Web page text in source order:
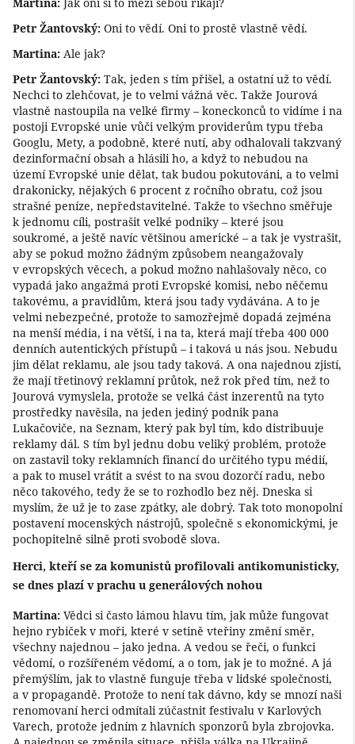
Martina: Jak oni si to mezi sebou říkají?
Petr Žantovský: Oni to vědí. Oni to prostě vlastně vědí.
Martina: Ale jak?
Petr Žantovský: Tak, jeden s tím přišel, a ostatní už to vědí.
Nechci to zlehčovat, je to velmi vážná věc. Takže Jourová
vlastně nastoupila na velké firmy – koneckonců to vidíme i na
postoji Evropské unie vůči velkým providerům typu třeba
Googlu, Mety, a podobně, které nutí, aby odhalovali takzvaný
dezinformační obsah a hlásili ho, a když to nebudou na
území Evropské unie dělat, tak budou pokutováni, a to velmi
drakonicky, nějakých 6 procent z ročního obratu, což jsou
strašné peníze, nepředstavitelné. Takže to všechno směřuje
k jednomu cíli, postrašit velké podniky – které jsou
soukromé, a ještě navíc většinou americké – a tak je vystrašit,
aby se pokud možno žádným způsobem neangažovaly
v evropských věcech, a pokud možno nahlašovaly něco, co
vypadá jako angažmá proti Evropské komisi, nebo něčemu
takovému, a pravidlům, která jsou tady vydávána. A to je
velmi nebezpečné, protože to samozřejmě dopadá zejména
na menší média, i na větší, i na ta, která mají třeba 400 000
denních autentických přístupů – i taková u nás jsou. Nebudu
jim dělat reklamu, ale jsou tady taková. A ona najednou zjistí,
že mají třetinový reklamní průtok, než rok před tím, než to
Jourová vymyslela, protože se velká část inzerentů na tyto
prostředky navěsila, na jeden jediný podnik pana
Lukačoviče, na Seznam, který pak byl tím, kdo distribuuje
reklamy dál. S tím byl jednu dobu veliký problém, protože
on zastavil toky reklamních financí do určitého typu médií,
a pak to musel vrátit a svést to na svou dozorčí radu, nebo
něco takového, tedy že se to rozhodlo bez něj. Dneska si
myslím, že už je to zase zpátky, ale dobrý. Tak toto monopolní
postavení mocenských nástrojů, společně s ekonomickými, je
pochopitelně silně proti svobodě slova.
Herci, kteří se za komunistů profilovali antikomunisticky,
se dnes plazí v prachu u generálových nohou
Martina: Vědci si často lámou hlavu tím, jak může fungovat
hejno rybiček v moři, které v setině vteřiny změní směr,
všechny najednou – jako jedna. A vedou se řeči, o funkci
vědomí, o rozšířeném vědomí, a o tom, jak je to možné. A já
přemýšlím, jak to vlastně funguje třeba v lidské společnosti,
a v propagandě. Protože to není tak dávno, kdy se mnozí naši
renomovaní herci odmítali zúčastnit festivalu v Karlových
Varech, protože jedním z hlavních sponzorů byla zbrojovka.